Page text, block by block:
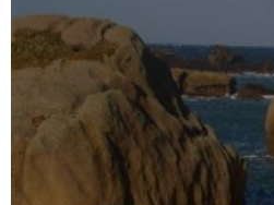
Trégastel
MORE FROM THIS SET: